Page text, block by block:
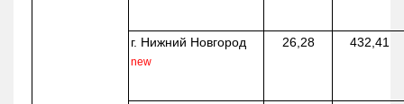
г. Нижний Новгород
new
26,28 432,41